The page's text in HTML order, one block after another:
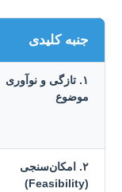
جنبه کلیدی
۱. تازگی و نوآوری
موضوع
۲. امکان‌سنجی